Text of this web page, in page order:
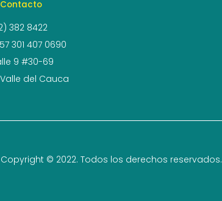
Contacto
382 8422
301 407 0690
9 #30-69
del Cauca
Copyright © 2022. Todos los derechos reservados.